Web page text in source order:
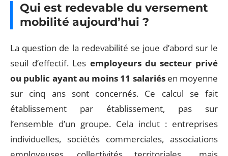
Qui est redevable du versement
mobilité aujourd’hui ?
La question de la redevabilité se joue d’abord sur le
seuil d’effectif. Les employeurs du secteur privé
ou public ayant au moins 11 salariésen moyenne
sur cinq ans sont concernés. Ce calcul se fait
établissement par établissement, pas sur
l’ensemble d’un groupe. Cela inclut : entreprises
individuelles, sociétés commerciales, associations